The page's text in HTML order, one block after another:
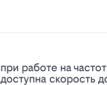
при работе на
доступна скорость